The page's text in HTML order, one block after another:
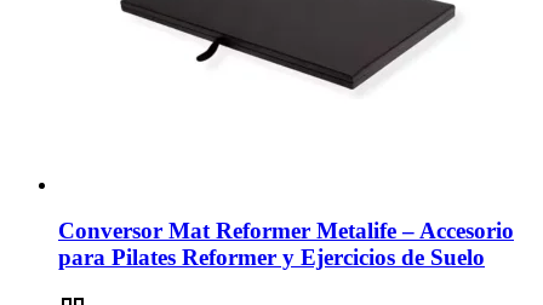
Conversor Mat Reformer Metalife – Accesorio
para Pilates Reformer y Ejercicios de Suelo